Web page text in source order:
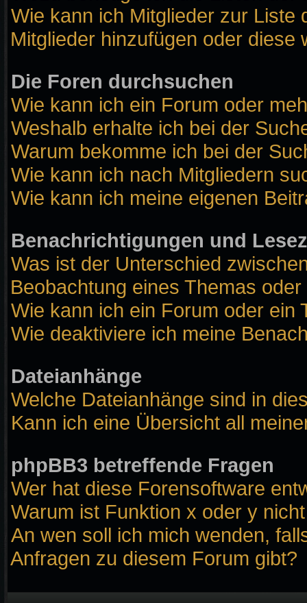
Wie kann ich Mitglieder zur
Mitglieder hinzufügen oder
Die Foren durchsuchen
Wie kann ich ein Forum oder
Weshalb erhalte ich bei der
Warum bekomme ich bei der
Wie kann ich nach Mitgliedern
Wie kann ich meine eigenen
Benachrichtigungen und
Was ist der Unterschied
Beobachtung eines Themas
Wie kann ich ein Forum oder ein
Wie deaktiviere ich meine
Dateianhänge
Welche Dateianhänge sind in
Kann ich eine Übersicht all
phpBB3 betreffende Fragen
Wer hat diese Forensoftware
Warum ist Funktion x oder y
An wen soll ich mich wenden,
Anfragen zu diesem Forum gibt?